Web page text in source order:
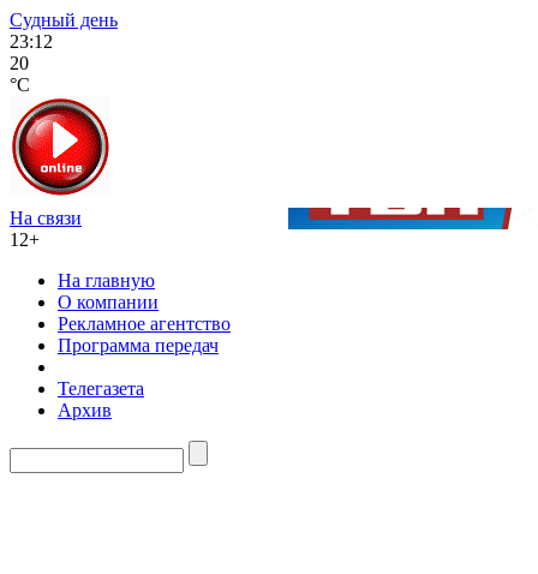
Судный день
23:12
20
°C
На связи
12+
На главную
О компании
Рекламное агентство
Программа передач
Телегазета
Архив